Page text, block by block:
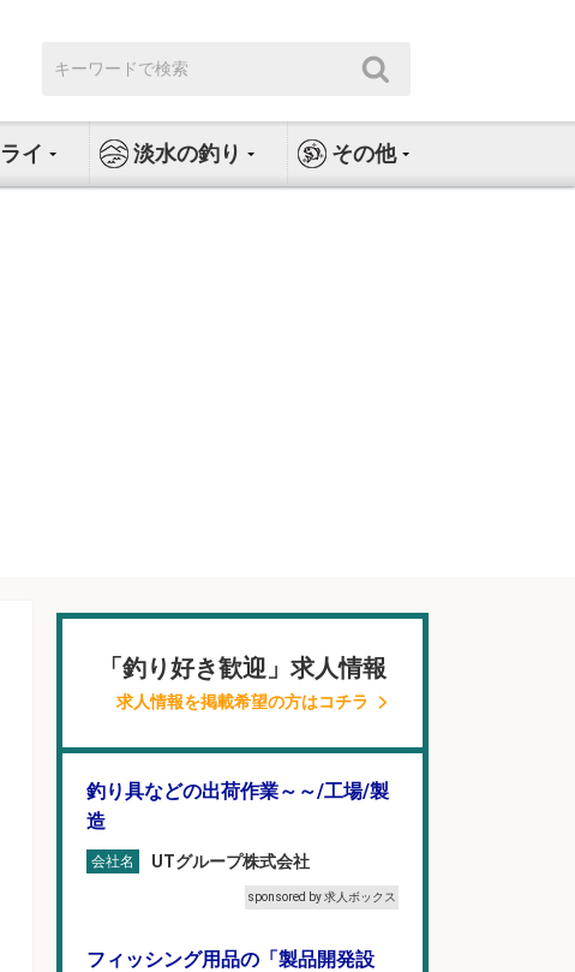
索:
イ 淡水の釣り その他
「釣り好き歓迎」求人情報
求人情報を掲載希望の方はコチラ
釣り具などの出荷作業～～/工場/製
造
会社名 UTグループ株式会社
sponsored by 求人ボックス
フィッシング用品の「製品開発設